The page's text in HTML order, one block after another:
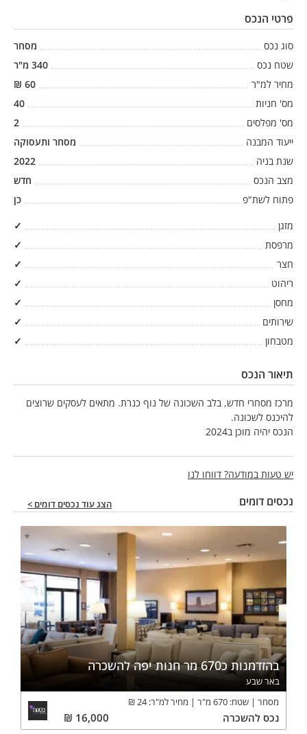
פרטי הנכס
סוג נכס
מסחר
שטח נכס
340 מ"ר
מחיר למ"ר
60
₪
מס' חניות
40
מס' מפלסים
2
ייעוד המבנה
מסחר ותעסוקה
שנת בניה
2022
מצב הנכס
חדש
פתוח לשת"פ
כן
מזגן
✓
מרפסת
✓
חצר
✓
ריהוט
✓
מחסן
✓
שירותים
✓
מטבחון
✓
תיאור הנכס
מרכז מסחרי חדש, בלב השכונה של נוף כנרת. מתאים לעסקים שרוצים
להיכנס לשכונה.
הנכס יהיה מוכן ב2024
יש טעות במודעה? דווחו לנו
נכסים דומים הצג עוד נכסים דומים >
בהזדמנות כ670 מר חנות יפה להשכרה
באר שבע
מסחר
שטח: 670 מ"ר מחיר למ"ר:24
₪
נכס להשכרה 16,000
₪